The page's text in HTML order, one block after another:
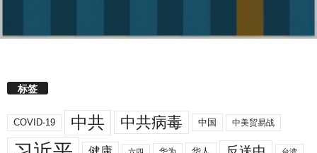
标签
COVID-19 中共 中共病毒 中国 中美贸易战